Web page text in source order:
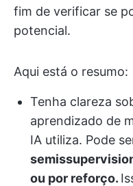
fim de verificar se
potencial.
Aqui está o resumo:
Tenha clareza
aprendizado de
IA utiliza. Pode
ou por reforço.